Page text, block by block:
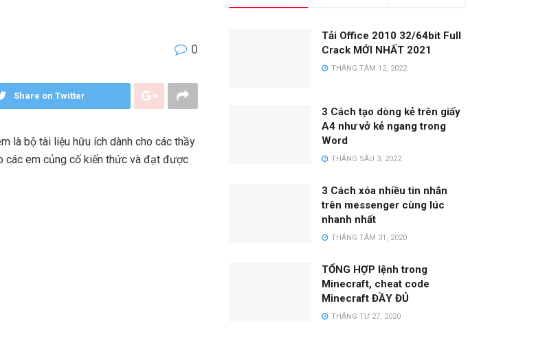
0
Share on Twitter
là bộ tài liệu hữu ích dành cho các thầy
các em củng cố kiến thức và đạt được
Tải Office 2010 32/64bit Full
Crack MỚI NHẤT 2021
THÁNG TÁM 12, 2022
3 Cách tạo dòng kẻ trên giấy
A4 như vở kẻ ngang trong
Word
THÁNG SÁU 3, 2022
3 Cách xóa nhiều tin nhắn
trên messenger cùng lúc
nhanh nhất
THÁNG TÁM 31, 2020
TỔNG HỢP lệnh trong
Minecraft, cheat code
Minecraft ĐẦY ĐỦ
THÁNG TƯ 27, 2020